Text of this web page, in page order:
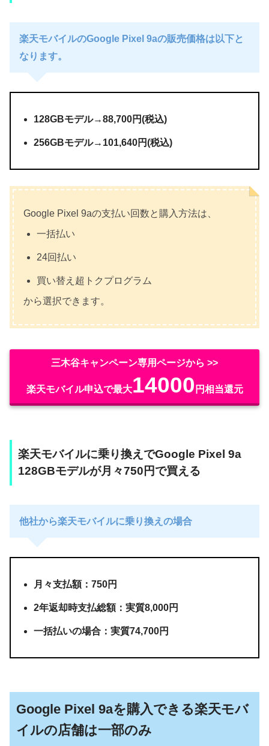
楽天モバイルのGoogle Pixel 9aの販売価格は以下と
なります。
128GBモデル→88,700円(税込)
256GBモデル→101,640円(税込)
Google Pixel 9aの支払い回数と購入方法は、
一括払い
24回払い
買い替え超トクプログラム
から選択できます。
三木谷キャンペーン専用ページから >>
楽天モバイル申込で最大14000 円相当還元
楽天モバイルに乗り換えでGoogle Pixel 9a
128GBモデルが月々750円で買える
他社から楽天モバイルに乗り換えの場合
月々支払額：750円
2年返却時支払総額：実質8,000円
一括払いの場合：実質74,700円
Google Pixel 9aを購入できる楽天モバ
イルの店舗は一部のみ